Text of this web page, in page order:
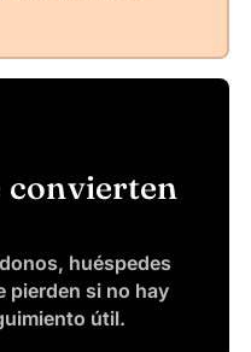
convierten
huéspedes
pierden si no hay
útil.